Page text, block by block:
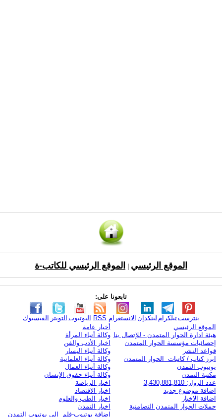
الموقع الرئيسي الموقع الرئيسي للكاتب-ة
تابعونا على:
الفيسبوك التويتر اليوتيوب RSS الانستغرام لينكدإن تيلكرامبنترست
الموقع الرئيسي
هيئة ادارة الحوار المتمدن - للإتصال بنا
إحصائيات مؤسسة الحوار المتمدن
قواعد النشر
ابرز كتاب / كاتبات الحوار المتمدن
يوتيوب التمدن
مكتبة التمدن
عدد الزوار: 3,430,881,810
اضافة موضوع جديد
اضافة الاخبار
حملات الحوار المتمدن التضامنية
أخبار عامة
وكالة أنباء المرأة
اخبار الأدب والفن
وكالة أنباء اليسار
وكالة أنباء العلمانية
وكالة أنباء العمال
وكالة أنباء حقوق الإنسان
اخبار الرياضة
اخبار الاقتصاد
اخبار الطب والعلوم
اخبار التمدن
إضافة يوتيوب-فلم إلى يوتيوب التمدن